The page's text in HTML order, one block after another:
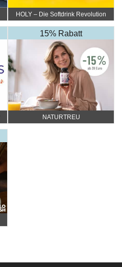
HOLY – Die Softdrink Revolution
15% Rabatt
NATURTREU